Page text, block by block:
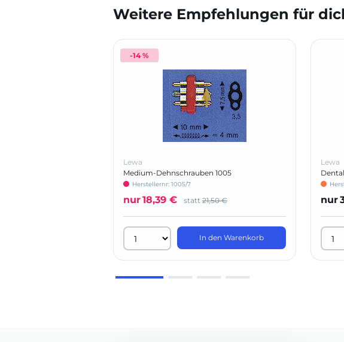
Weitere Empfehlungen für
-14 %
Lewa
Medium-Dehnschrauben 1005
Herstellernr: 1005/7
nur18,39 € statt 21,50 €
In den Warenkorb
Lewa
nur